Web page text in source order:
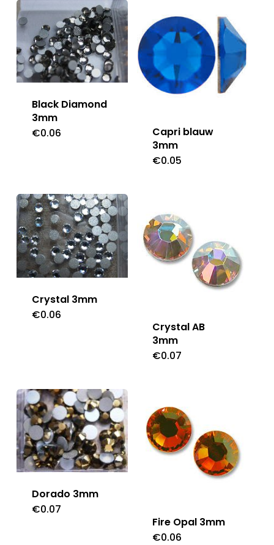
Black Diamond
3mm
€0.06
Capri blauw
3mm
€0.05
Crystal 3mm
€0.06
Crystal AB
3mm
€0.07
Dorado 3mm
€0.07
Fire Opal 3mm
€0.06